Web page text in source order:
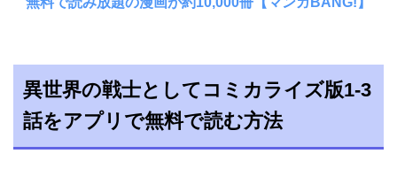
異世界の戦士としてコミカライズ版1-3
話をアプリで無料で読む方法